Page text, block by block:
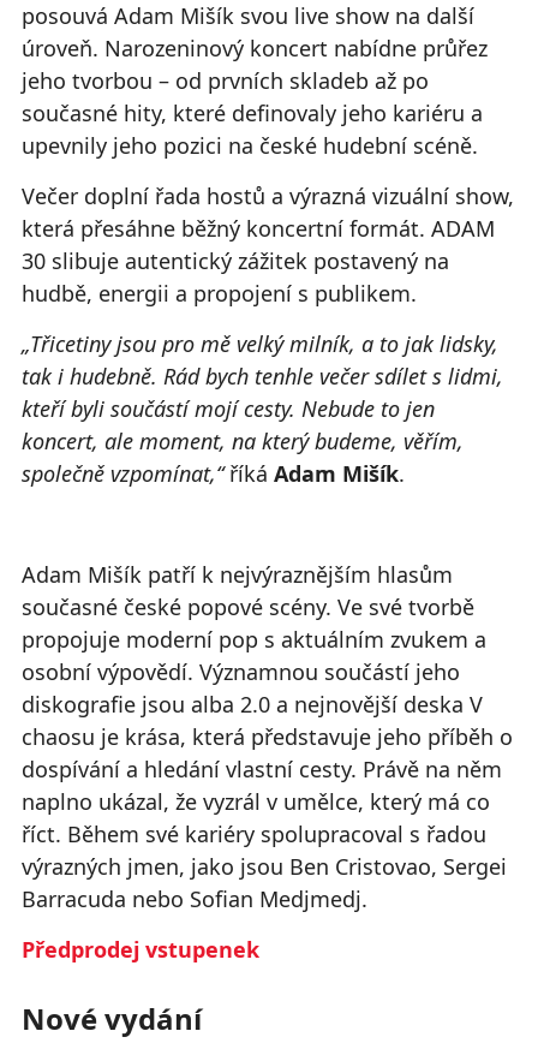
posouvá Adam Mišík svou live show na další
úroveň. Narozeninový koncert nabídne průřez
jeho tvorbou – od prvních skladeb až po
současné hity, které definovaly jeho kariéru a
upevnily jeho pozici na české hudební scéně.
Večer doplní řada hostů a výrazná vizuální show,
která přesáhne běžný koncertní formát. ADAM
30 slibuje autentický zážitek postavený na
hudbě, energii a propojení s publikem.
„Třicetiny jsou pro mě velký milník, a to jak lidsky,
tak i hudebně. Rád bych tenhle večer sdílet s lidmi,
kteří byli součástí mojí cesty. Nebude to jen
koncert, ale moment, na který budeme, věřím,
společně vzpomínat,“říká Adam Mišík.
Adam Mišík patří k nejvýraznějším hlasům
současné české popové scény. Ve své tvorbě
propojuje moderní pop s aktuálním zvukem a
osobní výpovědí. Významnou součástí jeho
diskografie jsou alba 2.0 a nejnovější deska V
chaosu je krása, která představuje jeho příběh o
dospívání a hledání vlastní cesty. Právě na něm
naplno ukázal, že vyzrál v umělce, který má co
říct. Během své kariéry spolupracoval s řadou
výrazných jmen, jako jsou Ben Cristovao, Sergei
Barracuda nebo Sofian Medjmedj.
Předprodej vstupenek
Nové vydání